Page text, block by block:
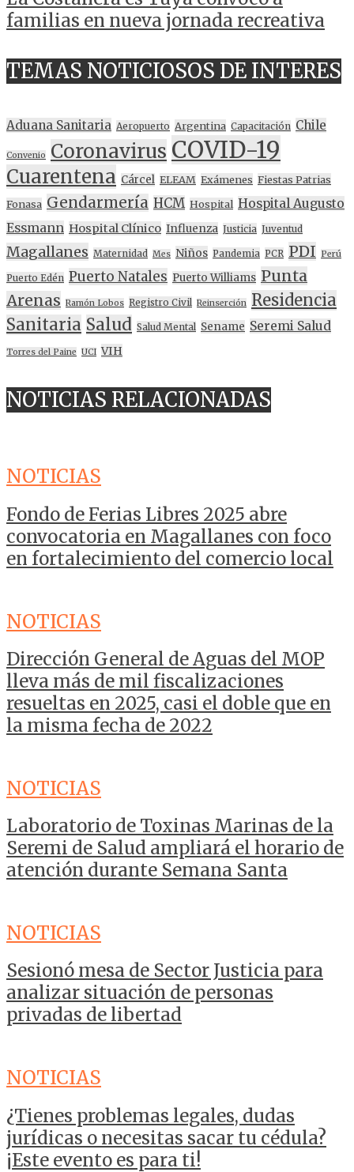
familias en nueva jornada recreativa
TEMAS NOTICIOSOS DE INTERES
Aduana Sanitaria Aeropuerto Argentina Capacitación Chile
Convenio Coronavirus COVID-19
Cuarentena Cárcel ELEAM Exámenes Fiestas Patrias
Fonasa Gendarmería HCM Hospital Hospital Augusto
Essmann Hospital Clínico Influenza Justicia Juventud
Magallanes Maternidad Mes Niños Pandemia PCR PDI Perú
Puerto Edén Puerto Natales Puerto Williams Punta
Arenas Ramón Lobos Registro Civil Reinserción Residencia
Sanitaria Salud Salud Mental Sename Seremi Salud
Torres del Paine UCI VIH
NOTICIAS RELACIONADAS
NOTICIAS
Fondo de Ferias Libres 2025 abre
convocatoria en Magallanes con foco
en fortalecimiento del comercio local
NOTICIAS
Dirección General de Aguas del MOP
lleva más de mil fiscalizaciones
resueltas en 2025, casi el doble que en
la misma fecha de 2022
NOTICIAS
Laboratorio de Toxinas Marinas de la
Seremi de Salud ampliará el horario de
atención durante Semana Santa
NOTICIAS
Sesionó mesa de Sector Justicia para
analizar situación de personas
privadas de libertad
NOTICIAS
¿Tienes problemas legales, dudas
jurídicas o necesitas sacar tu cédula?
¡Este evento es para ti!